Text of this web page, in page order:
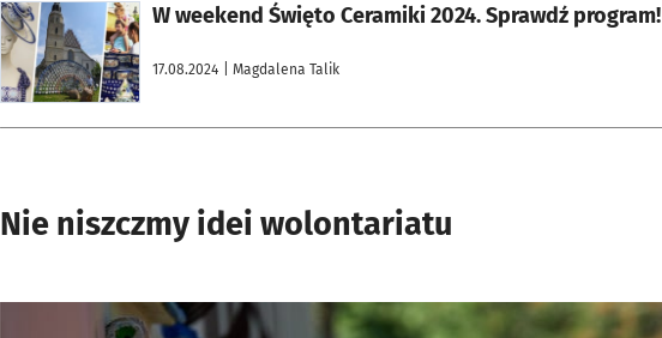
W weekend Święto Ceramiki 2024. Sprawdź program!
17.08.2024 | Magdalena Talik
otworzy się w nowej karcie
Nie niszczmy idei wolontariatu